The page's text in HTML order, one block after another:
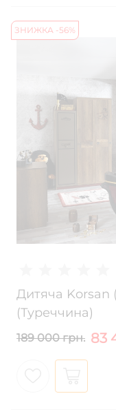
ЗНИЖКА -56%
Дитяча Korsan
(Туреччина)
189 000 грн. 83